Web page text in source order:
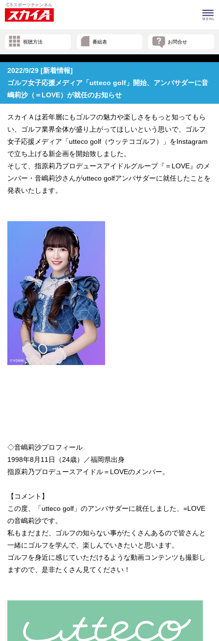
視聴方法 番組表 お問合せ
2022/9/29 [新着情報]
ゴルフ女子応援メディア「utteco golf」開始、アンバサダーに音
嶋莉沙（＝LOVE）が就任のお知らせ
スカイＡは若年層にもゴルフの魅力や楽しさをもっと知ってもら
い、ゴルフ業界全体が盛り上がってほしいという思いで、ゴルフ
女子応援メディア「utteco golf（ウッテコゴルフ）」をInstagram
で立ち上げる新企画を開始致しました。
そして、指原莉乃プロデュースアイドルグループ『＝LOVE』のメ
ンバー・音嶋莉沙さんがutteco golfアンバサダーに就任したことを
発表いたします。
◇音嶋莉沙プロフィール
1998年8月11日（24歳）／福岡県出身
指原莉乃プロデュースアイドル＝LOVEのメンバー。
【コメント】
この度、「utteco golf」のアンバサダーに就任しました、=LOVE
の音嶋莉沙です。
私もまだまだ、ゴルフの知らない事がたくさんあるので皆さんと
一緒にゴルフを学んで、楽しんでいきたいと思います。
ゴルフを身近に感じていただけるような動画コンテンツも撮影し
ますので、是非たくさん見てください！